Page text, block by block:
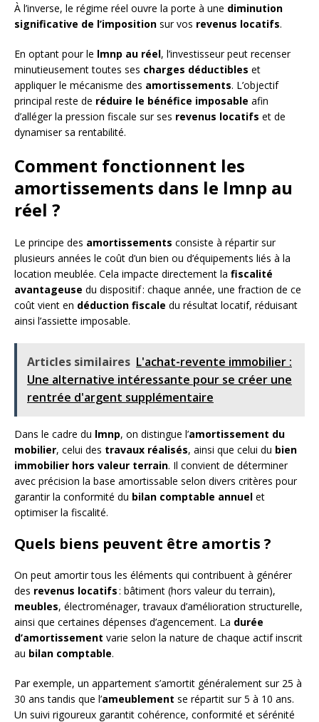
À l’inverse, le régime réel ouvre la porte à une diminution
significative de l’imposition sur vos revenus locatifs.
En optant pour le lmnp au réel, l’investisseur peut recenser
minutieusement toutes ses charges déductibles et
appliquer le mécanisme des amortissements. L’objectif
principal reste de réduire le bénéfice imposable afin
d’alléger la pression fiscale sur ses revenus locatifs et de
dynamiser sa rentabilité.
Comment fonctionnent les
amortissements dans le lmnp au
réel ?
Le principe des amortissements consiste à répartir sur
plusieurs années le coût d’un bien ou d’équipements liés à la
location meublée. Cela impacte directement la fiscalité
avantageuse du dispositif : chaque année, une fraction de ce
coût vient en déduction fiscale du résultat locatif, réduisant
ainsi l’assiette imposable.
Articles similaires L'achat-revente immobilier :
Une alternative intéressante pour se créer une
rentrée d'argent supplémentaire
Dans le cadre du lmnp, on distingue l’amortissement du
mobilier, celui des travaux réalisés, ainsi que celui du bien
immobilier hors valeur terrain. Il convient de déterminer
avec précision la base amortissable selon divers critères pour
garantir la conformité du bilan comptable annuel et
optimiser la fiscalité.
Quels biens peuvent être amortis ?
On peut amortir tous les éléments qui contribuent à générer
des revenus locatifs: bâtiment (hors valeur du terrain),
meubles, électroménager, travaux d’amélioration structurelle,
ainsi que certaines dépenses d’agencement. La durée
d’amortissement varie selon la nature de chaque actif inscrit
au bilan comptable.
Par exemple, un appartement s’amortit généralement sur 25 à
30 ans tandis que l’ameublement se répartit sur 5 à 10 ans.
Un suivi rigoureux garantit cohérence, conformité et sérénité